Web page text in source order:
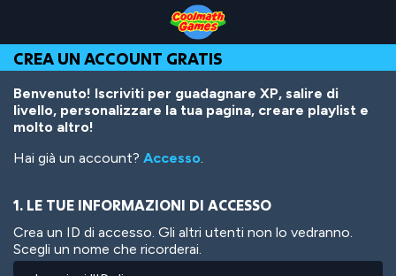
Top
of
Page
Navigation
Main
Content
Footer
contenuto
principale
CREA UN ACCOUNT GRATIS
Benvenuto! Iscriviti per guadagnare XP, salire di
livello, personalizzare la tua pagina, creare playlist e
molto altro!
Hai già un account? Accesso.
1. LE TUE INFORMAZIONI DI ACCESSO
Crea un ID di accesso. Gli altri utenti non lo vedranno.
Scegli un nome che ricorderai.